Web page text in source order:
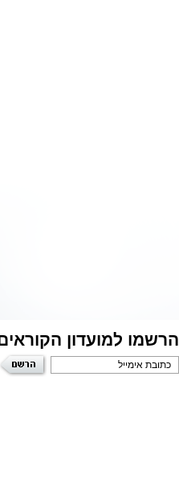
הרשמו למועדון